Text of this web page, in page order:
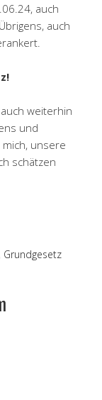
auch
auch
weiterhin
und
unsere
schätzen
Grundgesetz